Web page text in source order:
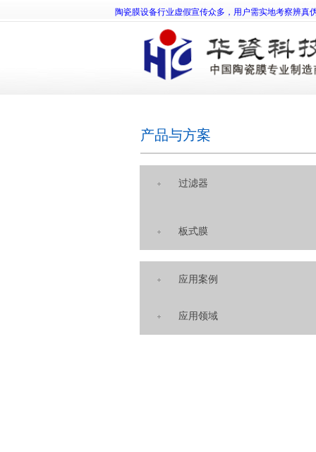
陶瓷膜设备行业虚假宣传众多，用户需实地考察辨真
产品与方案
过滤器
板式膜
应用案例
应用领域